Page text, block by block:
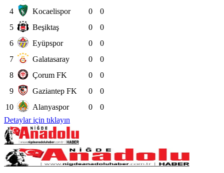
4
Kocaelispor 0
0
5
Beşiktaş 0
0
6
Eyüpspor 0
0
7
Galatasaray 0
0
8
Çorum FK 0
0
9
Gaziantep FK 0
0
10
Alanyaspor 0
0
Detaylar için tıklayın